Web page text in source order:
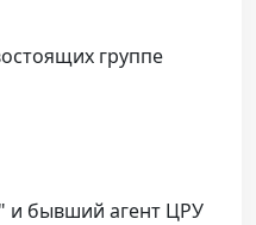
группе
и бывший агент ЦРУ